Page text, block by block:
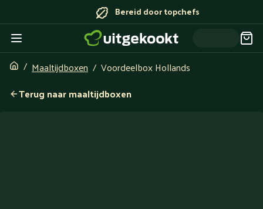
Bereid door topchefs
Maaltijdboxen
Voordeelbox Hollands
Terug naar maaltijdboxen